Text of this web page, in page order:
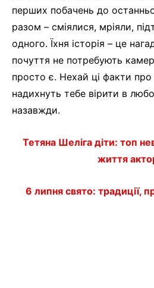
перших побачень до
разом – сміялися, мріяли,
одного. Їхня історія – це
почуття не потребують камер
просто є. Нехай ці факти про
надихнуть тебе вірити в
назавжди.
Тетяна Шеліга діти: топ
життя
6 липня свято: традиції,